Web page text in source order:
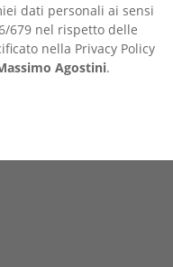
dati personali ai sensi
679 nel rispetto delle
nella Privacy Policy
Agostini.